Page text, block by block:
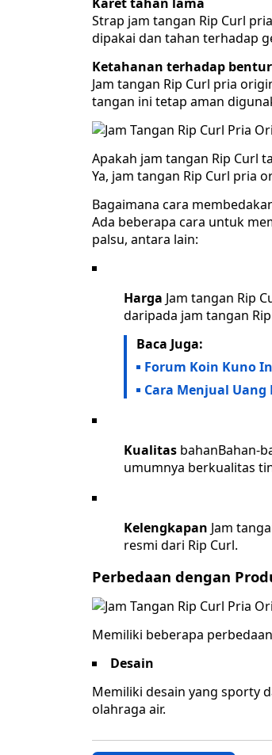
Strap jam tangan Rip Curl
dipakai dan tahan terhadap
Ketahanan terhadap
Jam tangan Rip Curl pria
tangan ini tetap aman
Apakah jam tangan Rip Curl
Ya, jam tangan Rip Curl pria
Bagaimana cara
Ada beberapa cara untuk
palsu, antara lain:
Harga Jam tangan Rip
daripada jam tangan
Baca Juga:
Forum Koin Kuno
Cara Menjual
Kualitas bahanBahan-
umumnya berkualitas
Kelengkapan Jam
resmi dari Rip Curl.
Perbedaan dengan
Memiliki beberapa
Desain
Memiliki desain yang sporty
olahraga air.